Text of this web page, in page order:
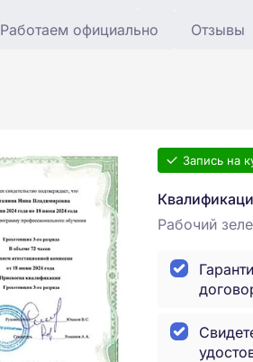
Работаем официально Отзывы
Запись на
Рабочий